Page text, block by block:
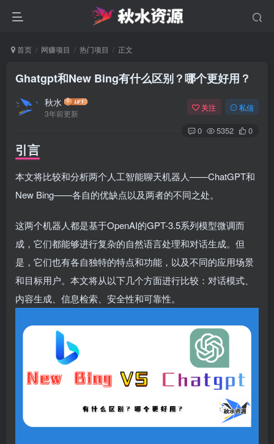
首页 网赚项目 热门项目 正文
Ghatgpt和New Bing有什么区别？哪个更好用？
秋水
3年前更新
关注 私信
0 5352 0
引言
本文将比较和分析两个人工智能聊天机器人——ChatGPT和
New Bing——各自的优缺点以及两者的不同之处。
这两个机器人都是基于OpenAI的GPT-3.5系列模型微调而
成，它们都能够进行复杂的自然语言处理和对话生成。但
是，它们也有各自独特的特点和功能，以及不同的应用场景
和目标用户。本文将从以下几个方面进行比较：对话模式、
内容生成、信息检索、安全性和可靠性。